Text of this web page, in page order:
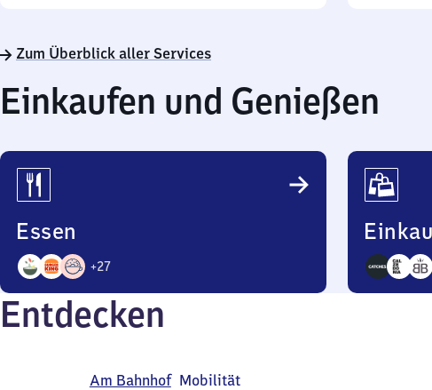
Zum Überblick aller Services
Einkaufen und Genießen
Essen
+27
30
Angebote
35
Entdecken
Am Bahnhof Mobilität